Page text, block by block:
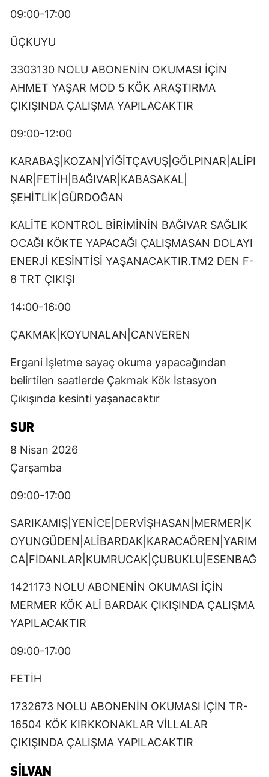
09:00-17:00
ÜÇKUYU
3303130 NOLU ABONENİN OKUMASI İÇİN
AHMET YAŞAR MOD 5 KÖK ARAŞTIRMA
ÇIKIŞINDA ÇALIŞMA YAPILACAKTIR
09:00-12:00
KARABAŞ|KOZAN|YİĞİTÇAVUŞ|GÖLPINAR|ALİPI
NAR|FETİH|BAĞIVAR|KABASAKAL|
ŞEHİTLİK|GÜRDOĞAN
KALİTE KONTROL BİRİMİNİN BAĞIVAR SAĞLIK
OCAĞI KÖKTE YAPACAĞI ÇALIŞMASAN DOLAYI
ENERJİ KESİNTİSİ YAŞANACAKTIR.TM2 DEN F-
8 TRT ÇIKIŞI
14:00-16:00
ÇAKMAK|KOYUNALAN|CANVEREN
Ergani İşletme sayaç okuma yapacağından
belirtilen saatlerde Çakmak Kök İstasyon
Çıkışında kesinti yaşanacaktır
SUR
8 Nisan 2026
Çarşamba
09:00-17:00
SARIKAMIŞ|YENİCE|DERVİŞHASAN|MERMER|K
OYUNGÜDEN|ALİBARDAK|KARACAÖREN|YARIM
CA|FİDANLAR|KUMRUCAK|ÇUBUKLU|ESENBAĞ
1421173 NOLU ABONENİN OKUMASI İÇİN
MERMER KÖK ALİ BARDAK ÇIKIŞINDA ÇALIŞMA
YAPILACAKTIR
09:00-17:00
FETİH
1732673 NOLU ABONENİN OKUMASI İÇİN TR-
16504 KÖK KIRKKONAKLAR VİLLALAR
ÇIKIŞINDA ÇALIŞMA YAPILACAKTIR
SILVAN